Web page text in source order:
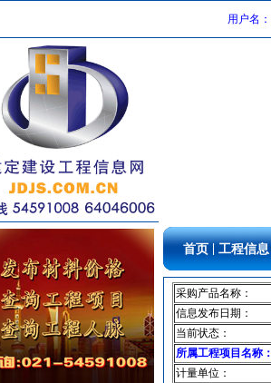
用户名：
泵 [采购中]
光源灯具 [采购中]
消防工程 [采购中]
装饰石材 [采购中]
电梯工程 [采购中]
门窗玻璃 [采购中]
观绿化 [采购中]
给排水阀门
[采购中]
压电器 [采购中]
器仪表 [采购中]
给排水阀门 [采购中]
石英灯 [采购中]
消防器材 [采购中]
桃木 [采购中]
浴洁具 [采购中]
首页 工程信息
采购产品名称：
信息发布日期：
当前状态：
所属工程项目名称：
计量单位：